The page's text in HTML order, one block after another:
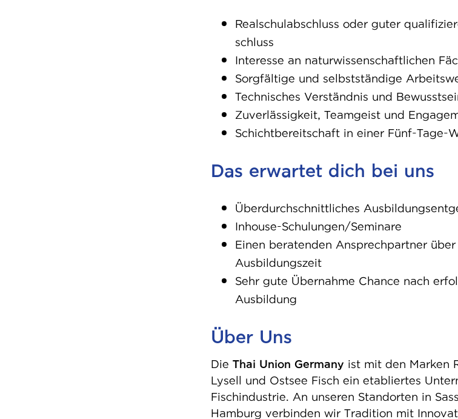
Realschulabschluss oder guter qualifizie
schluss
Interesse an naturwissenschaftlichen
Sorgfältige und selbstständige
Technisches Verständnis und
Zuverlässigkeit, Teamgeist und
Schichtbereitschaft in einer Fünf-Tage-
Das erwartet dich bei uns
Überdurchschnittliches
Inhouse-Schu­lun­gen/Semi­nare
Einen beratenden Ansprechpartner
Ausbildungszeit
Sehr gute Übernahme Chance nach
Ausbildung
Über Uns
Die Thai Union Germany ist mit den Marken
Lysell und Ostsee Fisch ein etabliertes
Fischindustrie. An unseren Standorten in
Hamburg verbinden wir Tradition mit